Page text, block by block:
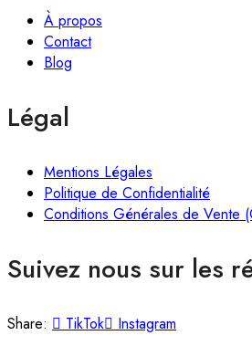
À propos
Contact
Blog
Légal
Mentions Légales
Politique de Confidentialité
Conditions Générales de Vente
Suivez nous sur les
Share: TikTok Instagram